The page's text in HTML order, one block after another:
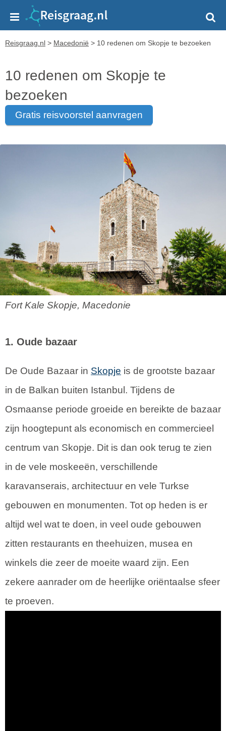
Reisgraag.nl > Macedonië > 10 redenen om Skopje te bezoeken
10 redenen om Skopje te
bezoeken
gratis reisvoorstel aanvragen
Fort Kale Skopje, Macedonie
1. Oude bazaar
De Oude Bazaar in Skopje is de grootste bazaar
in de Balkan buiten Istanbul. Tijdens de
Osmaanse periode groeide en bereikte de bazaar
zijn hoogtepunt als economisch en commercieel
centrum van Skopje. Dit is dan ook terug te zien
in de vele moskeeën, verschillende
karavanserais, architectuur en vele Turkse
gebouwen en monumenten. Tot op heden is er
altijd wel wat te doen, in veel oude gebouwen
zitten restaurants en theehuizen, musea en
winkels die zeer de moeite waard zijn. Een
zekere aanrader om de heerlijke oriëntaalse sfeer
te proeven.